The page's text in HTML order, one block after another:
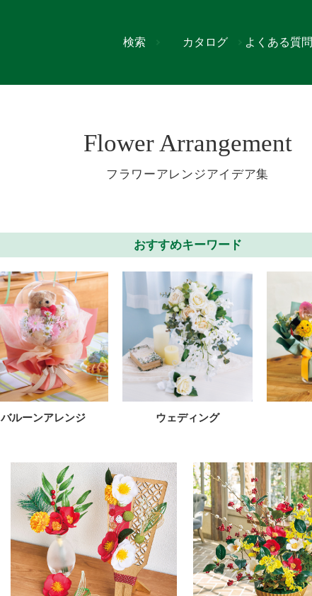
検索 カタログ よくある質問
Flower Arrangement
フラワーアレンジアイデア集
おすすめキーワード
バルーンアレンジ ウェディング